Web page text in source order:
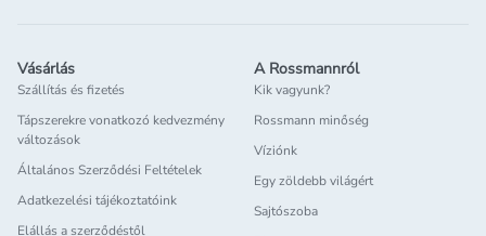
Vásárlás
Szállítás és fizetés
Tápszerekre vonatkozó kedvezmény
változások
Általános Szerződési Feltételek
Adatkezelési tájékoztatóink
Elállás a szerződéstől
A Rossmannról
Kik vagyunk?
Rossmann minőség
Víziónk
Egy zöldebb világért
Sajtószoba